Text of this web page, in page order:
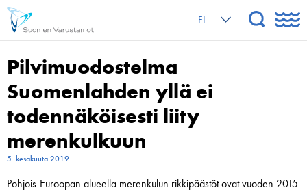
FI
Pilvimuodostelma
Suomenlahden yllä ei
todennäköisesti liity
merenkulkuun
5. kesäkuuta 2019
Pohjois-Euroopan alueella merenkulun rikkipäästöt ovat vuoden 2015